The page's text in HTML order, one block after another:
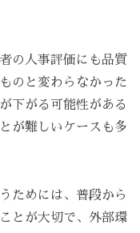
の人事評価にも品質
のと変わらなかった
下がる可能性がある
が難しいケースも多
ためには、普段から
とが大切で、外部環